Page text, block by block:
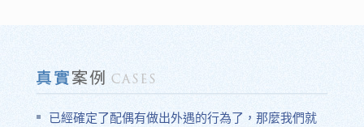
已經確定了配偶有做出外遇的行為了，那麼我們就